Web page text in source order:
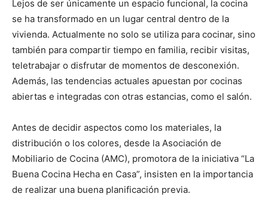
Lejos de ser únicamente un espacio funcional, la cocina
se ha transformado en un lugar central dentro de la
vivienda. Actualmente no solo se utiliza para cocinar, sino
también para compartir tiempo en familia, recibir visitas,
teletrabajar o disfrutar de momentos de desconexión.
Además, las tendencias actuales apuestan por cocinas
abiertas e integradas con otras estancias, como el salón.
Antes de decidir aspectos como los materiales, la
distribución o los colores, desde la Asociación de
Mobiliario de Cocina (AMC), promotora de la iniciativa “La
Buena Cocina Hecha en Casa”, insisten en la importancia
de realizar una buena planificación previa.